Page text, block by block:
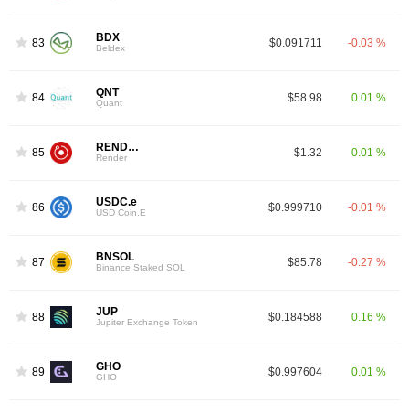
83 BDX
Beldex $0.091711 -0.03 %
84 QNT
Quant $58.98 0.01 %
85 RENDER
Render $1.32 0.01 %
86 USDC.e
USD Coin.E $0.999710 -0.01 %
87 BNSOL
Binance Staked SOL $85.78 -0.27 %
88 JUP
Jupiter Exchange Token $0.184588 0.16 %
89 GHO
GHO $0.997604 0.01 %